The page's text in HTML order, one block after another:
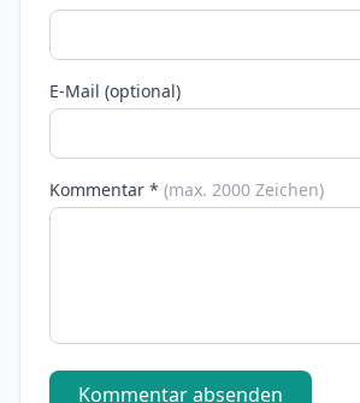
E-Mail (optional)
Kommentar * (max. 2000 Zeichen)
Kommentar absenden